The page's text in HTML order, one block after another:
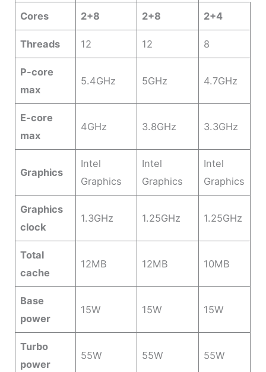
Cores 2+8 2+8 2+4
Threads 12 12 8
P-core
max
5.4GHz 5GHz 4.7GHz
E-core
max
4GHz 3.8GHz 3.3GHz
Graphics
Intel
Graphics
Intel
Graphics
Intel
Graphics
Graphics
clock
1.3GHz 1.25GHz 1.25GHz
Total
cache
12MB 12MB 10MB
Base
power
15W 15W 15W
Turbo
power
55W 55W 55W